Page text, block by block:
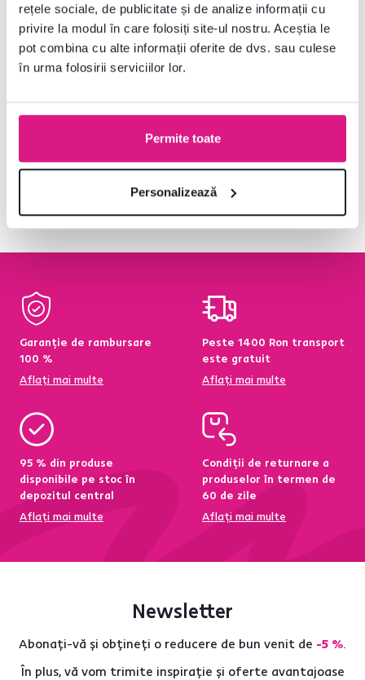
rețele sociale, de publicitate și de analize informații cu
privire la modul în care folosiți site-ul nostru. Aceștia le
pot combina cu alte informații oferite de dvs. sau culese
în urma folosirii serviciilor lor.
Permite toate
Personalizează
GLOW
89 lei
V-ați uitat la produsele5de la5
Garanție de rambursare
100 %
Aflați mai multe
Peste 1400 Ron transport
este gratuit
Aflați mai multe
95 % din produse
disponibile pe stoc în
depozitul central
Aflați mai multe
Condiții de returnare a
produselor în termen de
60 de zile
Aflați mai multe
Newsletter
Abonați-vă și obțineți o reducere de bun venit de -5 %.
În plus, vă vom trimite inspirație și oferte avantajoase